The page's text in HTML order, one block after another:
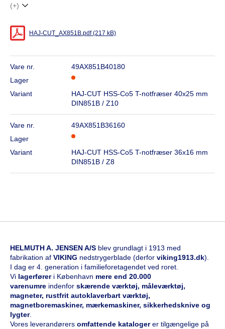
(+)
HAJ-CUT_AX851B.pdf (217 kB)
Vare nr.
49AX851B40180
Lager
Variant
HAJ-CUT HSS-Co5 T-notfræser 40x25 mm
DIN851B / Z10
Vare nr.
49AX851B36160
Lager
Variant
HAJ-CUT HSS-Co5 T-notfræser 36x16 mm
DIN851B / Z8
HELMUTH A. JENSEN A/S blev grundlagt i 1913 med
fabrikation af VIKING nedstrygerblade (derfor viking1913.dk).
I dag er 4. generation i familieforetagendet ved roret.
Vi lagerfører i København mere end 20.000
varenumre indenfor skærende værktøj, måleværktøj,
magneter, rustfrit autoklaverbart værktøj,
magnetboremaskiner, mærkemaskiner, sikkerhedsknive og
lygter.
Vores leverandørers omfattende katalogerer tilgængelige på